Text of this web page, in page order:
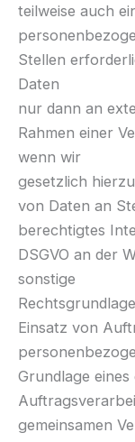
teilweise auch
Stellen
Daten
nur dann an
Rahmen einer
wenn wir
gesetzlich
von Daten an
berechtigtes
DSGVO an der
sonstige
Einsatz von
Grundlage
gemeinsamen